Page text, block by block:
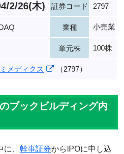
2/26(木) 証券コード 2797
業種 小売業
単元株 100株
メディクス （2797）
ブックビルディング内
、 幹事証券からIPOに申し込